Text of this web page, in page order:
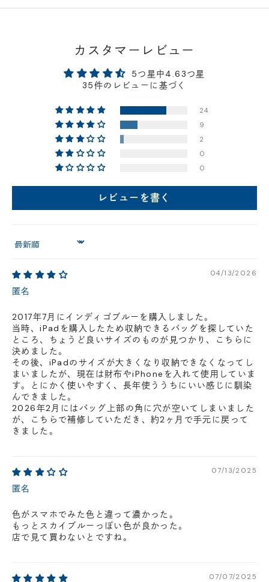
カスタマーレビュー
5つ星中4.63つ星
35件のレビューに基づく
24
9
2
0
0
レビューを書く
Sort by
04/13/2026
匿名
2017年7月にインディゴブルーを購入しました。
当時、iPadを購入したため収納できるバッグを探していた
ところ、ちょうど良いサイズのものが見つかり、こちらに
決めました。
その後、iPadのサイズが大きくなり収納できなくなってし
まいましたが、現在は財布やiPhoneを入れて使用していま
す。とにかく使いやすく、長年使ううちにいい感じに馴染
んできました。
2026年2月にはバッグ上部の角に穴が空いてしまいました
が、こちらで補修していただき、約2ヶ月で手元に戻って
きました。
07/13/2025
匿名
色がスマホでみた色と違って濃かった。
もっとスカイブルーっぽい色が良かった。
店で見て買わないとですね。
07/07/2025